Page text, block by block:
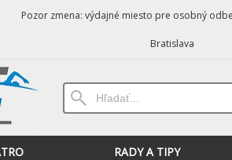
Pozor zmena: výdajné miesto pre osobný
Bratislava
RADY A TIPY